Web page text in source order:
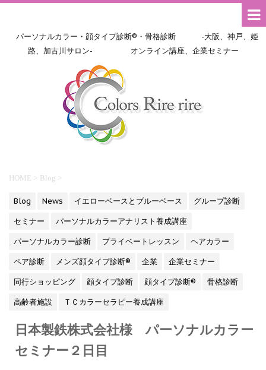
パーソナルカラー・顔タイプ診断®・骨格診断 -大阪、神戸、姫
路、加古川サロン- オンライン講座、企業セミナー
HOME > Blog >
Blog News イエローベースとブルーベース
グループ診断
セミナー
パーソナルカラーアナリスト養成講座
パーソナルカラー診断
プライベートレッスン
ヘアカラー
ペア診断
メンズ顔タイプ診断® 企業
企業セミナー
同行ショッピング
顔タイプ診断 顔タイプ診断®
骨格診断
高齢者施設
ＴＣカラーセラピー養成講座
日本製鉄株式会社様 パーソナルカラー
セミナー２日目